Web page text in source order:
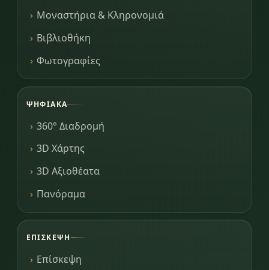
Μοναστήρια & Κληρονομιά
Βιβλιοθήκη
Φωτογραφίες
ΨΗΦΙΑΚΆ
360° Διαδρομή
3D Χάρτης
3D Αξιοθέατα
Πανόραμα
ΕΠΊΣΚΕΨΗ
Επίσκεψη